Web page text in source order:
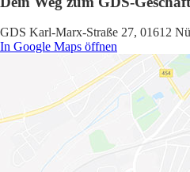
GDS Karl-Marx-Straße 27, 01612
In Google Maps öffnen